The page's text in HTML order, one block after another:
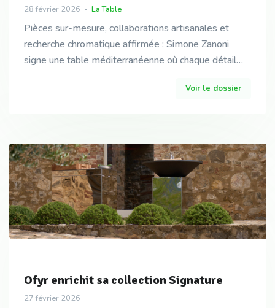
28 février 2026 La Table
Pièces sur-mesure, collaborations artisanales et
recherche chromatique affirmée : Simone Zanoni
signe une table méditerranéenne où chaque détail
Voir le dossier
Ofyr enrichit sa collection Signature
27 février 2026